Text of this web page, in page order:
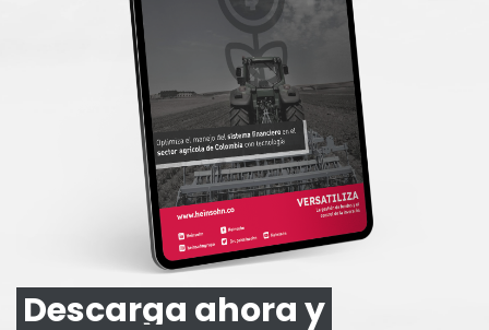
Descarga ahora y